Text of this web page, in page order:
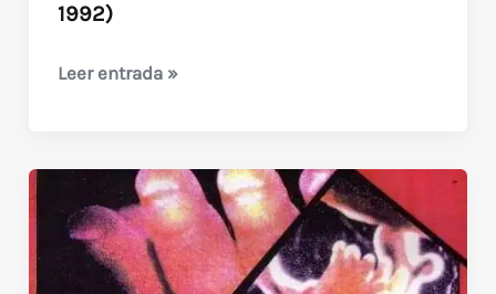
1992)
Los
St.
Vincent
(Miniserie
Leer entrada »